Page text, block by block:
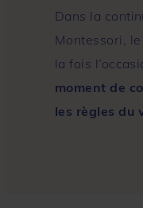
Dans la
Montessori,
la fois
moment de
les règles du